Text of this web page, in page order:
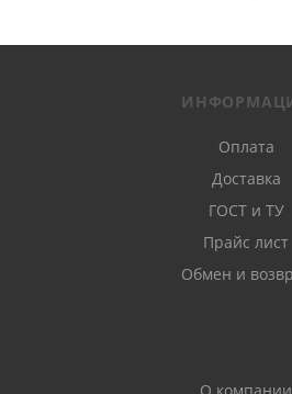
Оплата
Доставка
ГОСТ и ТУ
Прайс лист
Обмен и